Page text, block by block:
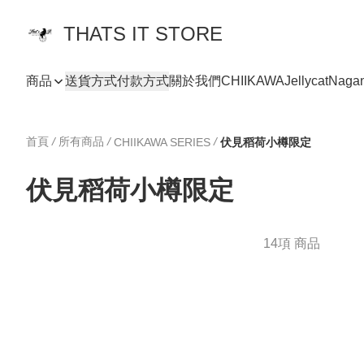
THATS IT STORE
商品 送貨方式付款方式關於我們CHIIKAWAJellycat
首頁 / 所有商品 / CHIIKAWA SERIES / 伏見稻荷小樽限定
伏見稻荷小樽限定
14項 商品